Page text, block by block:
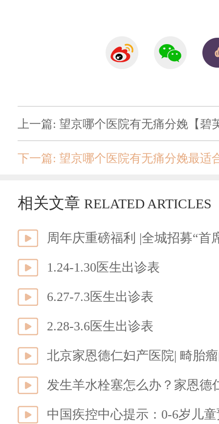
相关文章 RELATED ARTICLES
1.24-1.30医生出诊表
6.27-7.3医生出诊表
2.28-3.6医生出诊表
北京家恩德仁妇产医院| 畸胎
发生羊水栓塞怎么办？家恩德
中国疾控中心提示：0-6岁儿